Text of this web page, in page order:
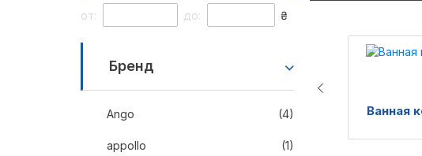
от: до: ₴
Бренд
Ango (4)
appollo (1)
Ванная